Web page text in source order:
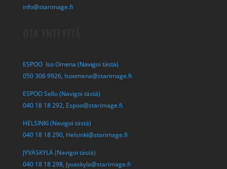
info@starimage.fi
ESPOO Iso Omena (Navigoi tästä)
050 306 9926, Isoomena@starimage.fi
ESPOO Sello (Navigoi tästä)
040 18 18 292, Espoo@starimage.fi
HELSINKI (Navigoi tästä)
040 18 18 290, Helsinki@starimage.fi
JYVÄSKYLÄ (Navigoi tästä)
040 18 18 298, Jyvaskyla@starimage.fi